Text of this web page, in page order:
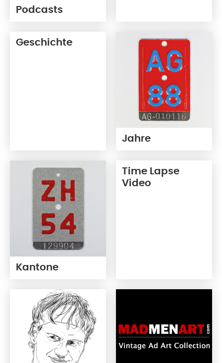
Podcasts
Geschichte
Jahre
Kantone
Time Lapse
Video